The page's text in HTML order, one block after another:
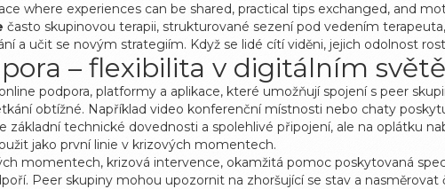
where experiences can be shared, practical tips exchanged, and
často skupinovou terapii, strukturované sezení pod vedením
a učit se novým strategiím. Když se lidé cítí viděni, jejich odolnost
– flexibilita v digitálním světě
online podpora, platformy a aplikace, které umožňují spojení s peer
obtížné. Například video konferenční místnosti nebo chaty
základní technické dovednosti a spolehlivé připojení, ale na oplátku
jako první linie v krizových momentech.
momentech, krizová intervence, okamžitá pomoc poskytovaná
Peer skupiny mohou upozornit na zhoršující se stav a